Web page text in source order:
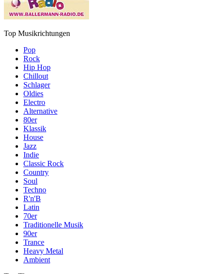
Top Musikrichtungen
Pop
Rock
Hip Hop
Chillout
Schlager
Oldies
Electro
Alternative
80er
Klassik
House
Jazz
Indie
Classic Rock
Country
Soul
Techno
R'n'B
Latin
70er
Traditionelle Musik
90er
Trance
Heavy Metal
Ambient